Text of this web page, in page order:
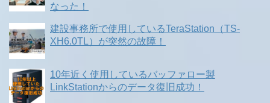
なった！
建設事務所で使用しているTeraStation（TS-
XH6.0TL）が突然の故障！
10年近く使用しているバッファロー製
LinkStationからのデータ復旧成功！